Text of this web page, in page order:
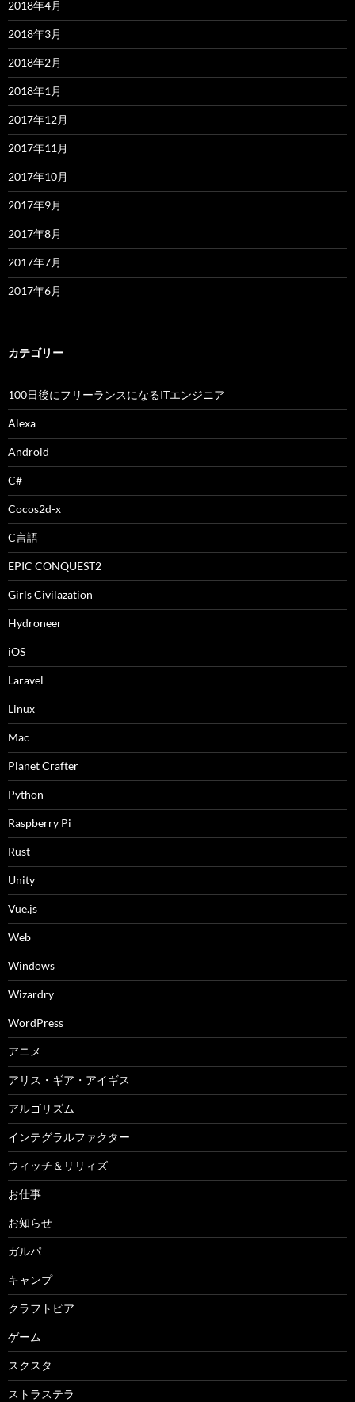
2018年4月
2018年3月
2018年2月
2018年1月
2017年12月
2017年11月
2017年10月
2017年9月
2017年8月
2017年7月
2017年6月
カテゴリー
100日後にフリーランスになるITエンジニア
Alexa
Android
C#
Cocos2d-x
C言語
EPIC CONQUEST2
Girls Civilazation
Hydroneer
iOS
Laravel
Linux
Mac
Planet Crafter
Python
Raspberry Pi
Rust
Unity
Vue.js
Web
Windows
Wizardry
WordPress
アニメ
アリス・ギア・アイギス
アルゴリズム
インテグラルファクター
ウィッチ＆リリィズ
お仕事
お知らせ
ガルパ
キャンプ
クラフトピア
ゲーム
スクスタ
ストラステラ